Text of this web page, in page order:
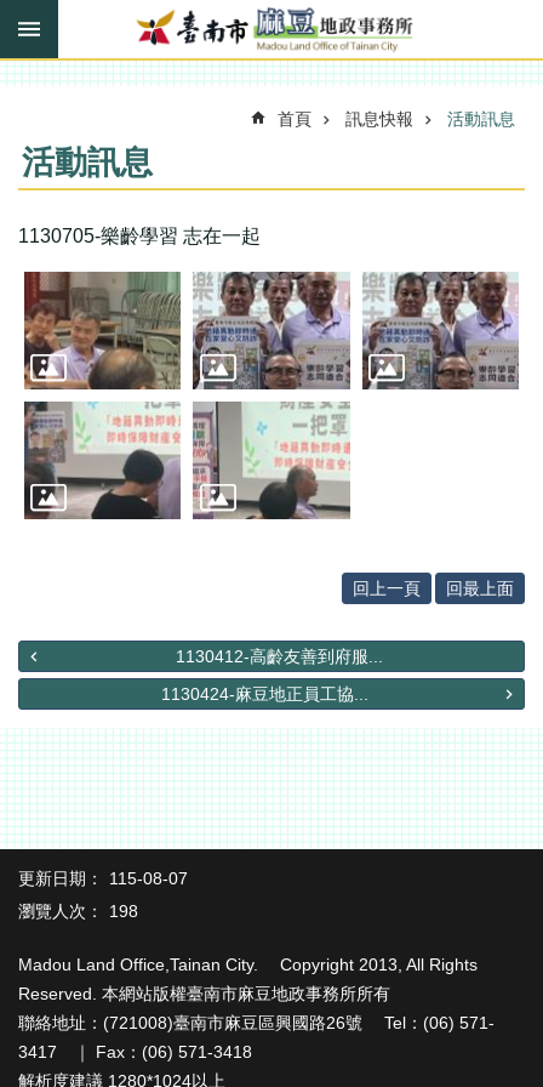
跳到主要內容區塊
搜
進
階
訊
快
報
機
關
簡
介
線
申
便
務
民
意
交
流
下
專
區
題
首頁 訊息快報 活動訊息
活動訊息
1130705-樂齡學習 志在一起
回上一頁 回最上面
1130412-高齡友善到府服...
1130424-麻豆地正員工協...
更新日期：
115-08-07
瀏覽人次：
198
Madou Land Office,Tainan City. Copyright 2013, All Rights
Reserved. 本網站版權臺南市麻豆地政事務所所有
聯絡地址：(721008)臺南市麻豆區興國路26號 Tel：(06) 571-
3417 ｜ Fax：(06) 571-3418
解析度建議 1280*1024以上